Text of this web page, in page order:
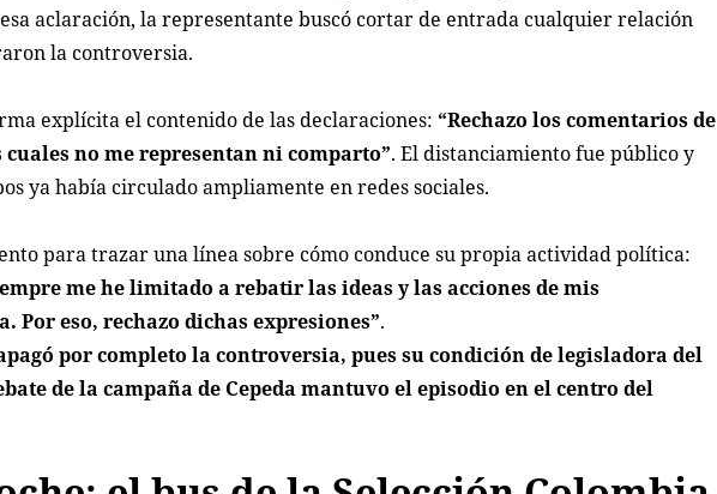
esa aclaración, la representante buscó cortar de entrada cualquier relación
la controversia.
explícita el contenido de las declaraciones: “Rechazo los comentarios de
no me representan ni comparto”. El distanciamiento fue público y
ya había circulado ampliamente en redes sociales.
para trazar una línea sobre cómo conduce su propia actividad política:
me he limitado a rebatir las ideas y las acciones de mis
eso, rechazo dichas expresiones”.
por completo la controversia, pues su condición de legisladora del
de la campaña de Cepeda mantuvo el episodio en el centro del